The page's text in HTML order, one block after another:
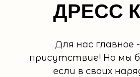
ДРЕСС
Для нас главное
присутствие! Но мы
если в своих